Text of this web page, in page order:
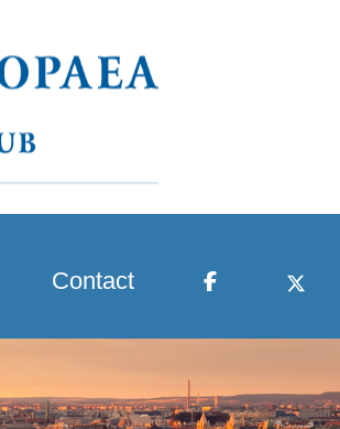
Contact